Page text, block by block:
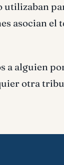
utilizaban
asocian el
a alguien
otra